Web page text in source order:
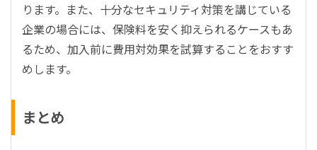
ります。また、十分なセキュリティ対策を講じている
企業の場合には、保険料を安く抑えられるケースもあ
るため、加入前に費用対効果を試算することをおすす
めします。
まとめ